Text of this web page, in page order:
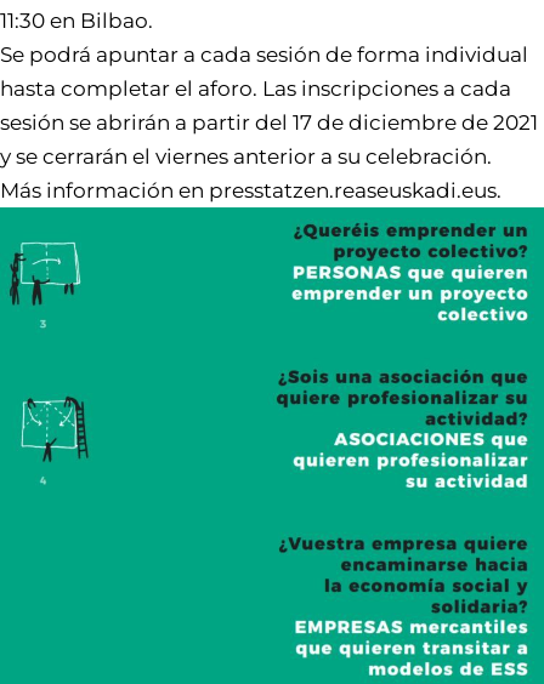
11:30 en Bilbao.
Se podrá apuntar a cada sesión de forma individual
hasta completar el aforo. Las inscripciones a cada
sesión se abrirán a partir del 17 de diciembre de 2021
y se cerrarán el viernes anterior a su celebración.
Más información en presstatzen.reaseuskadi.eus.